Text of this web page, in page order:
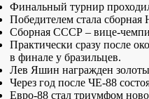
Финальный турнир
Победителем стала сборная
Сборная СССР – вице-
Практически сразу после
в финале у бразильцев.
Лев Яшин награжден
Через год после ЧЕ-88
Евро-88 стал триумфом